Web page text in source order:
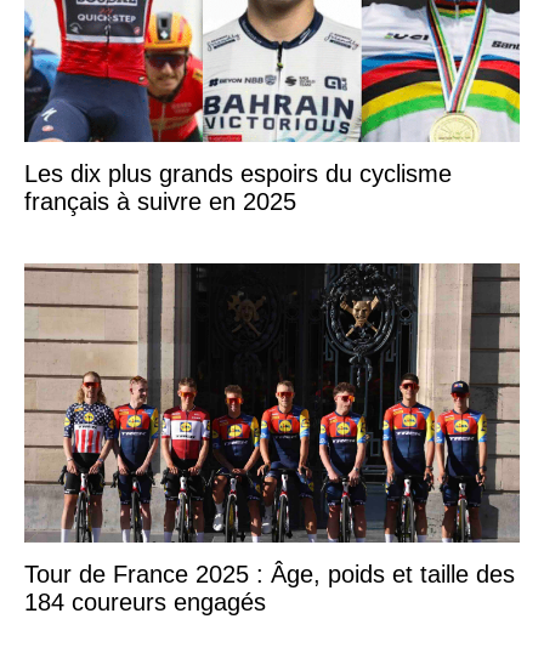
Les dix plus grands espoirs du cyclisme
français à suivre en 2025
Tour de France 2025 : Âge, poids et taille des
184 coureurs engagés